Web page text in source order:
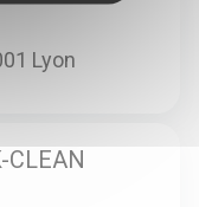
Lyon
CLEAN